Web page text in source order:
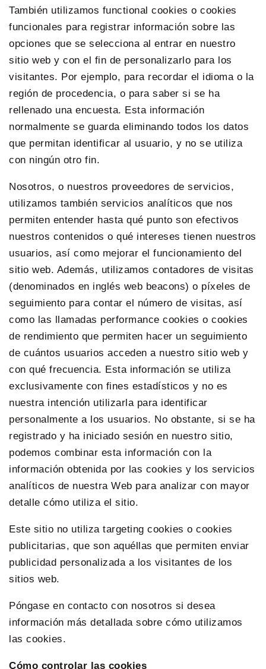
También utilizamos functional cookies o cookies
funcionales para registrar información sobre las
opciones que se selecciona al entrar en nuestro
sitio web y con el fin de personalizarlo para los
visitantes. Por ejemplo, para recordar el idioma o la
región de procedencia, o para saber si se ha
rellenado una encuesta. Esta información
normalmente se guarda eliminando todos los datos
que permitan identificar al usuario, y no se utiliza
con ningún otro fin.
Nosotros, o nuestros proveedores de servicios,
utilizamos también servicios analíticos que nos
permiten entender hasta qué punto son efectivos
nuestros contenidos o qué intereses tienen nuestros
usuarios, así como mejorar el funcionamiento del
sitio web. Además, utilizamos contadores de visitas
(denominados en inglés web beacons) o píxeles de
seguimiento para contar el número de visitas, así
como las llamadas performance cookies o cookies
de rendimiento que permiten hacer un seguimiento
de cuántos usuarios acceden a nuestro sitio web y
con qué frecuencia. Esta información se utiliza
exclusivamente con fines estadísticos y no es
nuestra intención utilizarla para identificar
personalmente a los usuarios. No obstante, si se ha
registrado y ha iniciado sesión en nuestro sitio,
podemos combinar esta información con la
información obtenida por las cookies y los servicios
analíticos de nuestra Web para analizar con mayor
detalle cómo utiliza el sitio.
Este sitio no utiliza targeting cookies o cookies
publicitarias, que son aquéllas que permiten enviar
publicidad personalizada a los visitantes de los
sitios web.
Póngase en contacto con nosotros si desea
información más detallada sobre cómo utilizamos
las cookies.
Cómo controlar las cookies